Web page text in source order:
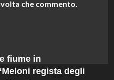
che commento.
fiume in
regista degli